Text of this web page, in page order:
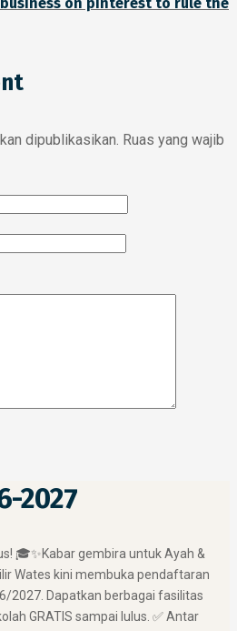
dipublikasikan. Ruas yang wajib
2027
🎓✨ ​Kabar gembira untuk Ayah &
Wates kini membuka pendaftaran
2027. Dapatkan berbagai fasilitas
GRATIS sampai lulus. ✅ Antar